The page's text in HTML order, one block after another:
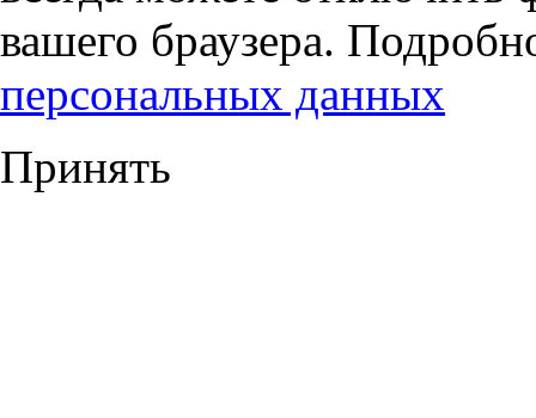
вашего браузера.
персональных данных
Принять